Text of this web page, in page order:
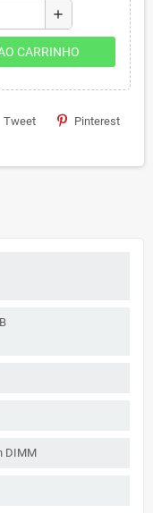
add
CARRINHO
Tweet Pinterest
DIMM